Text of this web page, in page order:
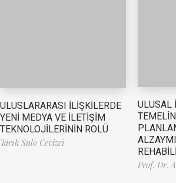
ULUSLARARASI İLİŞKİLERDE
YENİ MEDYA VE İLETİŞİM
TEKNOLOJİLERİNİN ROLÜ
Tarık Sulo Cevizci
ULUSAL
Prof. Dr.